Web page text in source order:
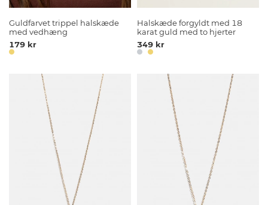
Guldfarvet trippel halskæde
med vedhæng
179 kr
Halskæde forgyldt med 18
karat guld med to hjerter
349 kr